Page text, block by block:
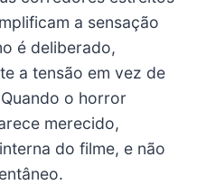
a sensação
é deliberado,
a tensão em vez de
o horror
merecido,
do filme, e não